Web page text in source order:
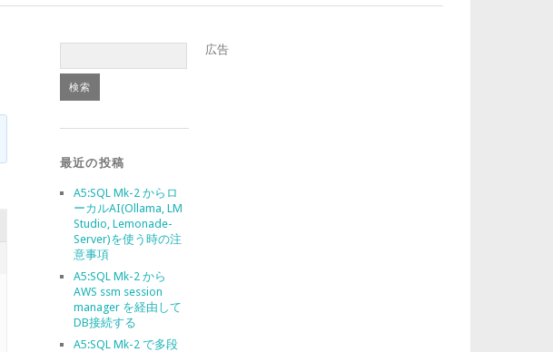
最近の投稿
A5:SQL Mk-2 からロ
ーカルAI(Ollama, LM
Studio, Lemonade-
Server)を使う時の注
意事項
A5:SQL Mk-2 から
AWS ssm session
manager を経由して
DB接続する
A5:SQL Mk-2 で多段
広告